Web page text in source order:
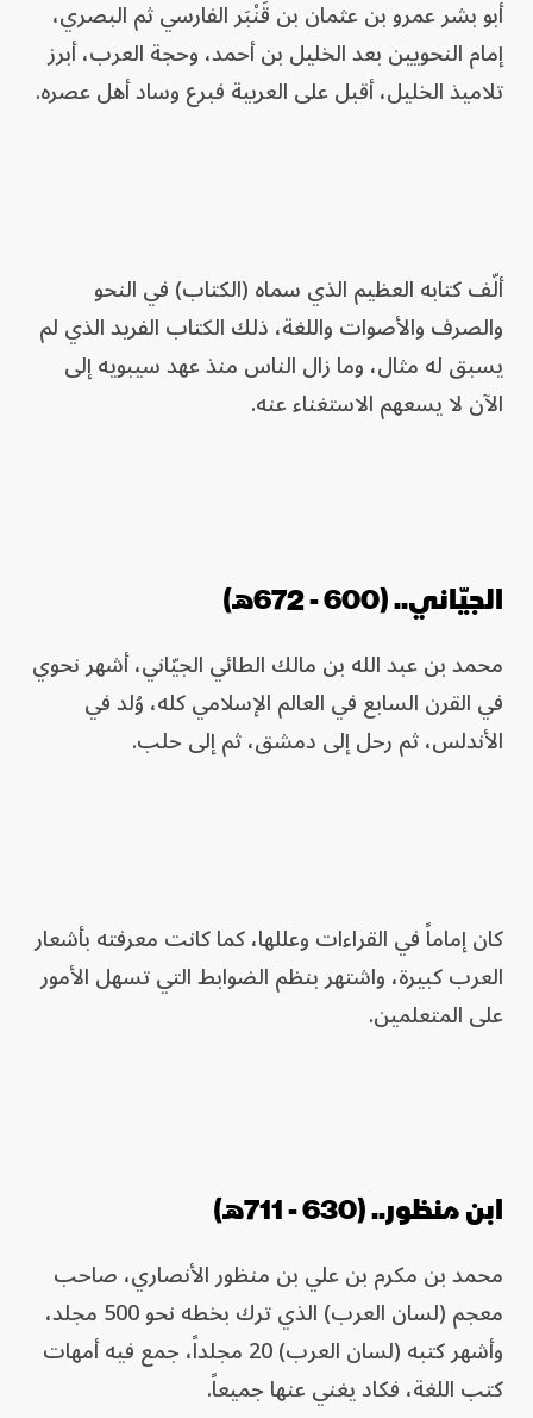
أبو بشر عمرو بن عثمان بن قَنْبَر الفارسي ثم البصري،
إمام النحويين بعد الخليل بن أحمد، وحجة العرب، أبرز
تلاميذ الخليل، أقبل على العربية فبرع وساد أهل عصره.
ألّف كتابه العظيم الذي سماه (الكتاب) في النحو
والصرف والأصوات واللغة، ذلك الكتاب الفريد الذي لم
يسبق له مثال، وما زال الناس منذ عهد سيبويه إلى
الآن لا يسعهم الاستغناء عنه.
الجيّاني.. (600 - 672هـ)
محمد بن عبد الله بن مالك الطائي الجيّاني، أشهر نحوي
في القرن السابع في العالم الإسلامي كله، وُلد في
الأندلس، ثم رحل إلى دمشق، ثم إلى حلب.
كان إماماً في القراءات وعللها، كما كانت معرفته بأشعار
العرب كبيرة، واشتهر بنظم الضوابط التي تسهل الأمور
على المتعلمين.
ابن منظور.. (630 - 711هـ)
محمد بن مكرم بن علي بن منظور الأنصاري، صاحب
معجم (لسان العرب) الذي ترك بخطه نحو 500 مجلد،
وأشهر كتبه (لسان العرب) 20 مجلداً، جمع فيه أمهات
كتب اللغة، فكاد يغني عنها جميعاً.